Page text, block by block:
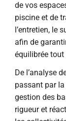
de vos
piscine et de
l’entretien, le
afin de
équilibrée tout
De l’analyse
passant par
gestion des
rigueur et